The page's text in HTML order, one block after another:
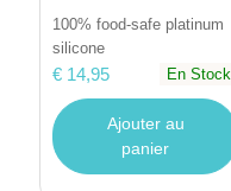
100% food-safe platinum
silicone
€ 14,95 En Stock
Ajouter au
panier